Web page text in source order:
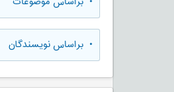
• براساس نویسندگان